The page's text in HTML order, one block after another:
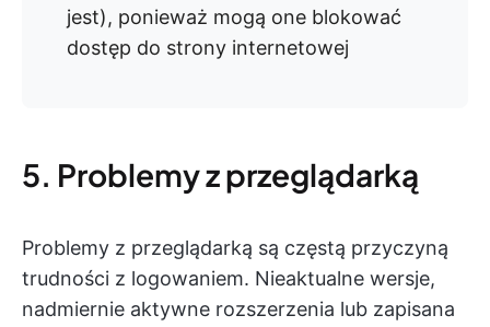
jest), ponieważ mogą one blokować
dostęp do strony internetowej
5. Problemy z przeglądarką
Problemy z przeglądarką są częstą przyczyną
trudności z logowaniem. Nieaktualne wersje,
nadmiernie aktywne rozszerzenia lub zapisana